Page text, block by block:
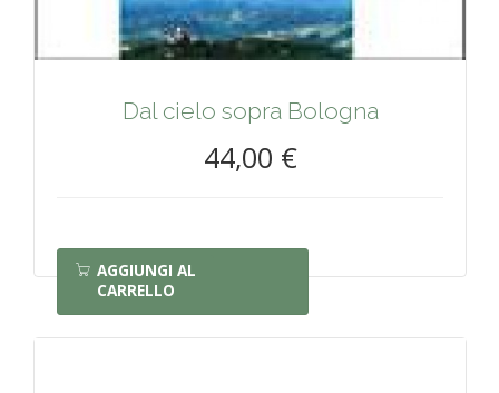
Dal cielo sopra Bologna
44,00 €
AGGIUNGI AL
CARRELLO